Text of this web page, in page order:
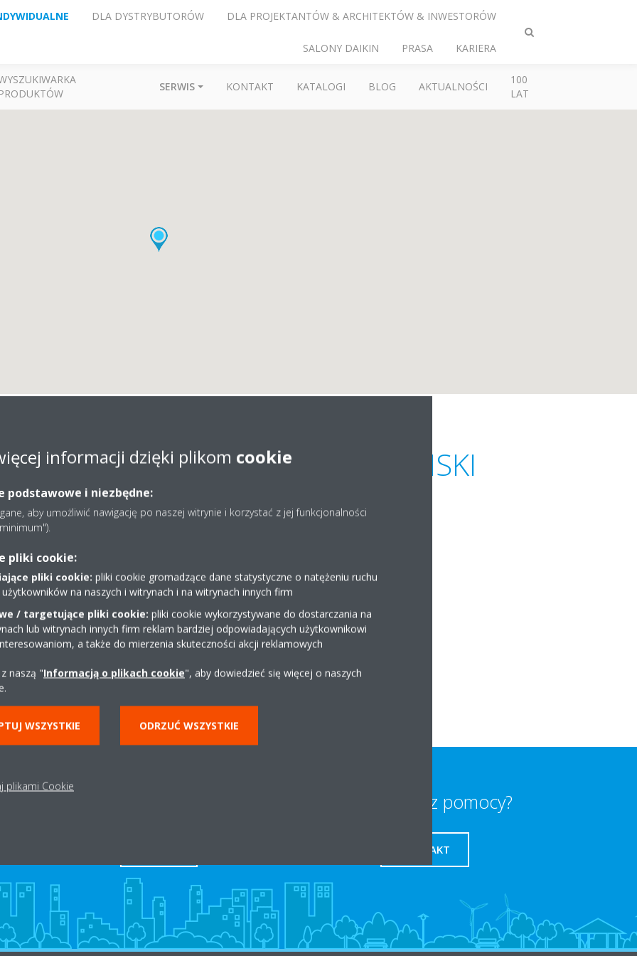
Przełącz
DLA DYSTRYBUTORÓW DLA PROJEKTANTÓW & ARCHITEKTÓW & INWESTORÓW
SALONY DAIKIN PRASA KARIERA
PRODUKTÓW
SERWIS KONTAKT KATALOGI BLOG AKTUALNOŚCI
100
LAT
SŁUPIANEK SOBCZYŃSKI
S.J.
22
608443305
biuro@hydroeng.pl
Uzyskaj wskazówki
Potrzebujesz pomocy?
KONTAKT
informacji dzięki plikom cookie
podstawowe i niezbędne:
aby umożliwić nawigację po naszej witrynie i korzystać z jej funkcjonalności
pliki cookie:
pliki cookie: pliki cookie gromadzące dane statystyczne o natężeniu ruchu
na naszych i witrynach i na witrynach innych firm
/ targetujące pliki cookie: pliki cookie wykorzystywane do dostarczania na
lub witrynach innych firm reklam bardziej odpowiadających użytkownikowi
a także do mierzenia skuteczności akcji reklamowych
naszą "Informacją o plikach cookie", aby dowiedzieć się więcej o naszych
WSZYSTKIE ODRZUĆ WSZYSTKIE
plikami Cookie